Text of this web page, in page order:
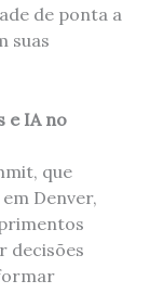
de ponta a
suas
e IA no
que
Denver,
decisões